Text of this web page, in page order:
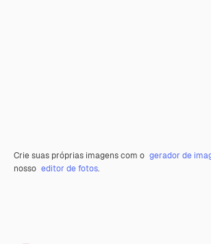
Crie suas próprias imagens com o gerador de
nosso editor de fotos.